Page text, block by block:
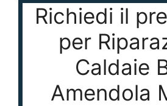
Richiedi il
per
Caldaie
Amendola